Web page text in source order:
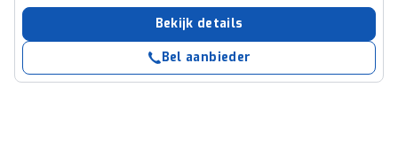
Bekijk details
Bel aanbieder